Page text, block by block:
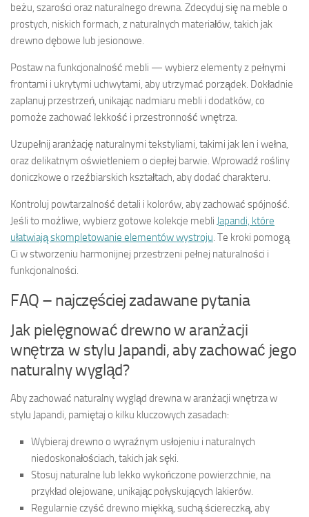
beżu, szarości oraz naturalnego drewna. Zdecyduj się na meble o
prostych, niskich formach, z naturalnych materiałów, takich jak
drewno dębowe lub jesionowe.
Postaw na funkcjonalność mebli — wybierz elementy z pełnymi
frontami i ukrytymi uchwytami, aby utrzymać porządek. Dokładnie
zaplanuj przestrzeń, unikając nadmiaru mebli i dodatków, co
pomoże zachować lekkość i przestronność wnętrza.
Uzupełnij aranżację naturalnymi tekstyliami, takimi jak len i wełna,
oraz delikatnym oświetleniem o ciepłej barwie. Wprowadź rośliny
doniczkowe o rzeźbiarskich kształtach, aby dodać charakteru.
Kontroluj powtarzalność detali i kolorów, aby zachować spójność.
Jeśli to możliwe, wybierz gotowe kolekcje mebli Japandi, które
ułatwiają skompletowanie elementów wystroju. Te kroki pomogą
Ci w stworzeniu harmonijnej przestrzeni pełnej naturalności i
funkcjonalności.
FAQ – najczęściej zadawane pytania
Jak pielęgnować drewno w aranżacji
wnętrza w stylu Japandi, aby zachować jego
naturalny wygląd?
Aby zachować naturalny wygląd drewna w aranżacji wnętrza w
stylu Japandi, pamiętaj o kilku kluczowych zasadach:
Wybieraj drewno o wyraźnym usłojeniu i naturalnych
niedoskonałościach, takich jak sęki.
Stosuj naturalne lub lekko wykończone powierzchnie, na
przykład olejowane, unikając połyskujących lakierów.
Regularnie czyść drewno miękką, suchą ściereczką, aby